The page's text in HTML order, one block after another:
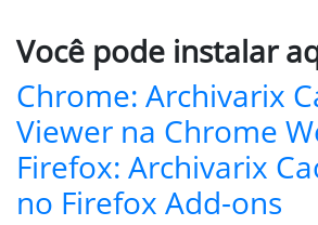
Você pode instalar
Chrome: Archivarix
Viewer na Chrome
Firefox: Archivarix
no Firefox Add-ons